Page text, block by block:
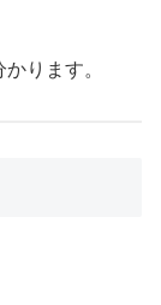
ります。